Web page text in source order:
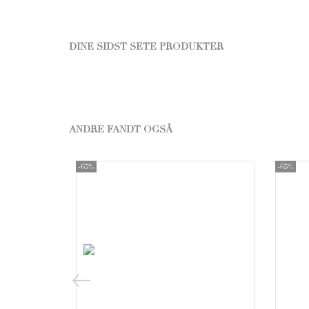
DINE SIDST SETE PRODUKTER
ANDRE FANDT OGSÅ
-65% -65%